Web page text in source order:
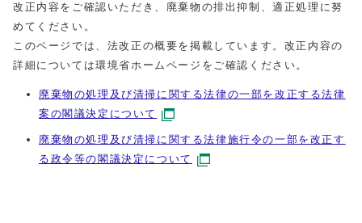
改正内容をご確認いただき、廃棄物の排出抑制、適正処理に努
めてください。
このページでは、法改正の概要を掲載しています。改正内容の
詳細については環境省ホームページをご確認ください。
廃棄物の処理及び清掃に関する法律の一部を改正する法律
案の閣議決定について
廃棄物の処理及び清掃に関する法律施行令の一部を改正す
る政令等の閣議決定について